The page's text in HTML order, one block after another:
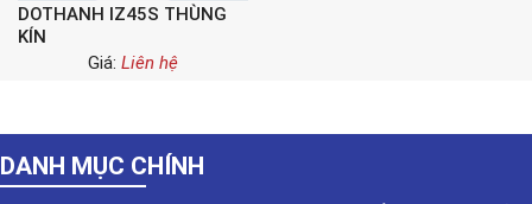
DOTHANH IZ45S THÙNG
KÍN
Giá: Liên hệ
DANH MỤC CHÍNH